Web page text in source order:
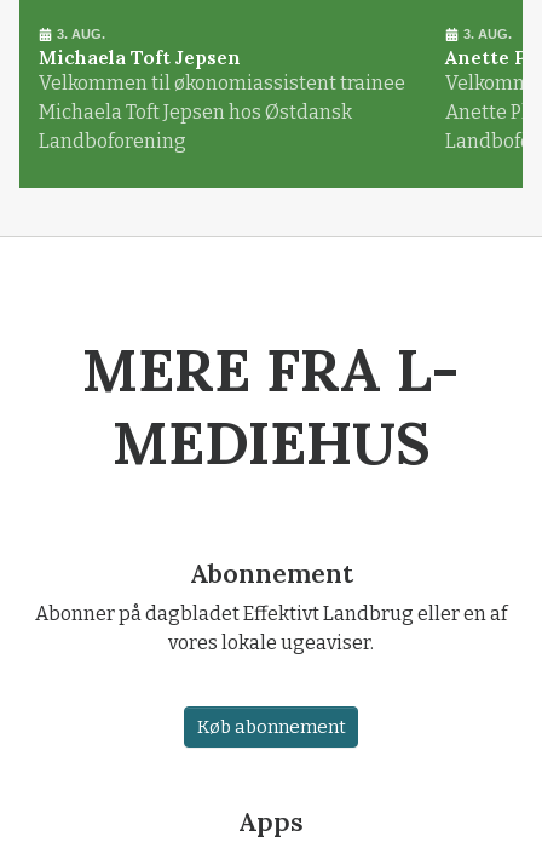
3. AUG.
Michaela Toft Jepsen
Velkommen til økonomiassistent trainee
Michaela Toft Jepsen hos Østdansk
Landboforening
3. AUG.
Anette
Anette
MERE FRA L-
MEDIEHUS
Abonnement
Abonner på dagbladet Effektivt Landbrug eller en af
vores lokale ugeaviser.
Køb abonnement
Apps